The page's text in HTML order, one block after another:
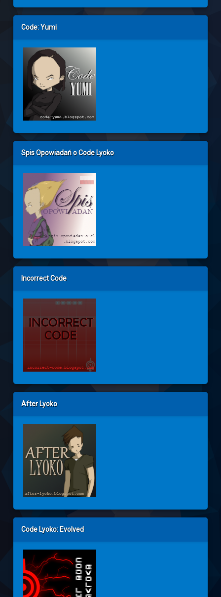
Code: Yumi
Spis Opowiadań o Code Lyoko
Incorrect Code
After Lyoko
Code Lyoko: Evolved